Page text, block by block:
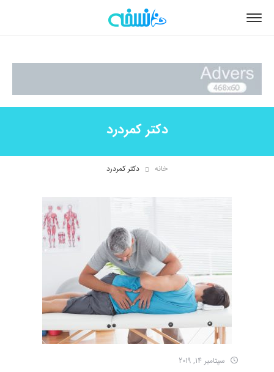
دکتر کمردرد
خانه دکتر کمردرد
سپتامبر 14, 2019